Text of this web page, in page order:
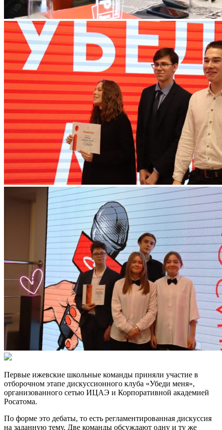
Первые ижевские школьные команды приняли участие в
отборочном этапе дискуссионного клуба «Убеди меня»,
организованного сетью ИЦАЭ и Корпоративной академией
Росатома.
По форме это дебаты, то есть регламентированная дискуссия
на заданную тему. Две команды обсуждают одну и ту же